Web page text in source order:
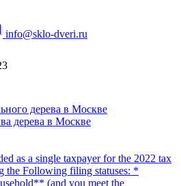
info@sklo-dveri.ru
дерева в Москве